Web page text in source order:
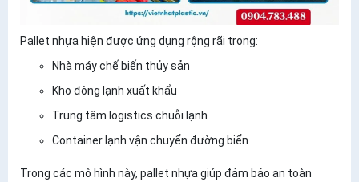
Pallet nhựa hiện được ứng dụng rộng rãi trong:
Nhà máy chế biến thủy sản
Kho đông lạnh xuất khẩu
Trung tâm logistics chuỗi lạnh
Container lạnh vận chuyển đường biển
Trong các mô hình này, pallet nhựa giúp đảm bảo an toàn